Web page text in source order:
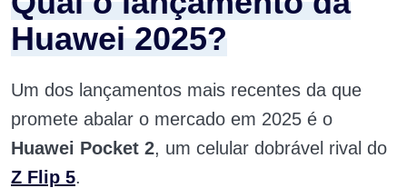
Huawei 2025?
Um dos lançamentos mais recentes da que
promete abalar o mercado em 2025 é o
Huawei Pocket 2, um celular dobrável rival do
Z Flip 5.